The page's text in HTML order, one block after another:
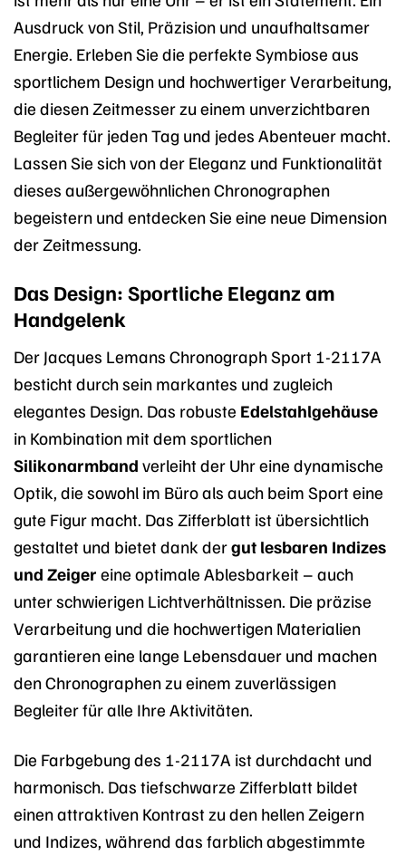
Ausdruck von Stil, Präzision und unaufhaltsamer
Energie. Erleben Sie die perfekte Symbiose aus
sportlichem Design und hochwertiger Verarbeitung,
die diesen Zeitmesser zu einem unverzichtbaren
Begleiter für jeden Tag und jedes Abenteuer macht.
Lassen Sie sich von der Eleganz und Funktionalität
dieses außergewöhnlichen Chronographen
begeistern und entdecken Sie eine neue Dimension
der Zeitmessung.
Das Design: Sportliche Eleganz am
Handgelenk
Der Jacques Lemans Chronograph Sport 1-2117A
besticht durch sein markantes und zugleich
elegantes Design. Das robuste Edelstahlgehäuse
in Kombination mit dem sportlichen
Silikonarmband verleiht der Uhr eine dynamische
Optik, die sowohl im Büro als auch beim Sport eine
gute Figur macht. Das Zifferblatt ist übersichtlich
gestaltet und bietet dank dergut lesbaren Indizes
und Zeiger eine optimale Ablesbarkeit – auch
unter schwierigen Lichtverhältnissen. Die präzise
Verarbeitung und die hochwertigen Materialien
garantieren eine lange Lebensdauer und machen
den Chronographen zu einem zuverlässigen
Begleiter für alle Ihre Aktivitäten.
Die Farbgebung des 1-2117A ist durchdacht und
harmonisch. Das tiefschwarze Zifferblatt bildet
einen attraktiven Kontrast zu den hellen Zeigern
und Indizes, während das farblich abgestimmte